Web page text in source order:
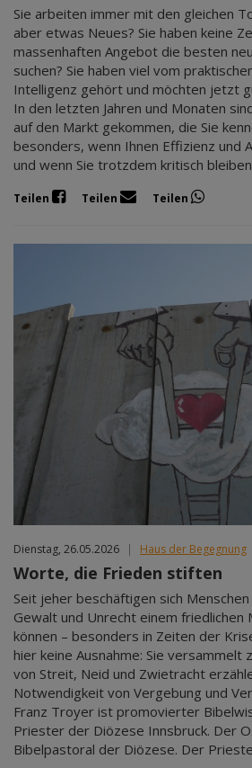
Sie arbeiten immer mit den gleichen
aber etwas Neues? Sie haben keine
massenhaften Angebot die besten
suchen? Sie haben viel vom
Intelligenz gehört und möchten jetzt
In den letzten Jahren und Monaten
auf den Markt gekommen, die Sie
besonders, wenn Ihnen Effizienz und
und wenn Sie trotzdem kritisch
Teilen Teilen Teilen
Dienstag, 26.05.2026 | Haus der Begegnung
Worte, die Frieden stiften
Seit jeher beschäftigen sich
Gewalt und Unrecht einem friedlichen
können – besonders in Zeiten der
hier keine Ausnahme: Sie versammelt
von Streit, Neid und Zwietracht
Notwendigkeit von Vergebung und
Franz Troyer ist promovierter
Priester der Diözese Innsbruck. Der
Bibelpastoral der Diözese. Der